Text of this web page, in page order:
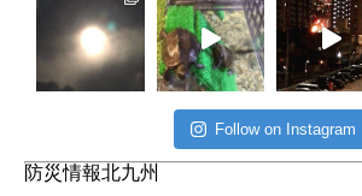
Follow on Instagram
防災情報北九州